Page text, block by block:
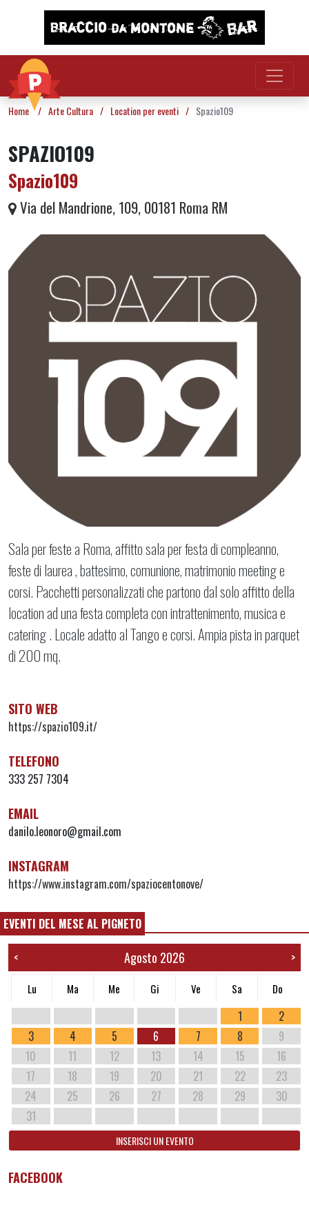
Vai al contenuto
Home / Arte Cultura / Location per eventi / Spazio109
SPAZIO109
Spazio109
Via del Mandrione, 109, 00181 Roma RM
Sala per feste a Roma, affitto sala per festa di compleanno,
feste di laurea , battesimo, comunione, matrimonio meeting e
corsi. Pacchetti personalizzati che partono dal solo affitto della
location ad una festa completa con intrattenimento, musica e
catering . Locale adatto al Tango e corsi. Ampia pista in parquet
di 200 mq.
SITO WEB
https://spazio109.it/
TELEFONO
333 257 7304
EMAIL
danilo.leonoro@gmail.com
INSTAGRAM
https://www.instagram.com/spaziocentonove/
EVENTI DEL MESE AL PIGNETO
< Agosto 2026 >
Lu Ma Me Gi Ve Sa Do
1
2
3
4 5 6 7 8
9
10
11 12 13 14 15
16
17
18 19 20 21 22
23
24
25 26 27 28 29
30
31
INSERISCI UN EVENTO
FACEBOOK